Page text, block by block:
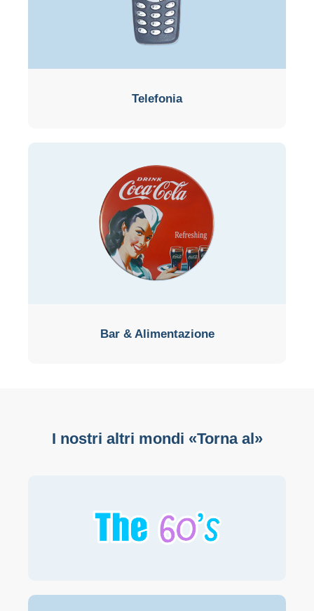
Telefonia
Bar & Alimentazione
I nostri altri mondi «Torna al»